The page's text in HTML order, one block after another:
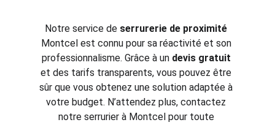
Notre service de serrurerie de proximité
Montcel est connu pour sa réactivité et son
professionnalisme. Grâce à un devis gratuit
et des tarifs transparents, vous pouvez être
sûr que vous obtenez une solution adaptée à
votre budget. N’attendez plus, contactez
notre serrurier à Montcel pour toute